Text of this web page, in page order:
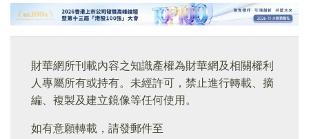
財華網所刊載內容之知識產權為財華網及相關權利
人專屬所有或持有。未經許可，禁止進行轉載、摘
編、複製及建立鏡像等任何使用。
如有意願轉載，請發郵件至